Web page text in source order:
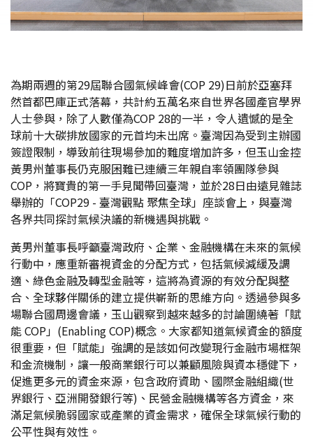
為期兩週的第29屆聯合國氣候峰會(COP 29)日前於亞塞拜
然首都巴庫正式落幕，共計約五萬名來自世界各國產官學界
人士參與，除了人數僅為COP 28的一半，令人遺憾的是全
球前十大碳排放國家的元首均未出席。臺灣因為受到主辦國
簽證限制，導致前往現場參加的難度增加許多，但玉山金控
黃男州董事長仍克服困難已連續三年親自率領團隊參與
COP，將寶貴的第一手見聞帶回臺灣，並於28日由遠見雜誌
舉辦的「COP29 - 臺灣觀點 聚焦全球」座談會上，與臺灣
各界共同探討氣候決議的新機遇與挑戰。
黃男州董事長呼籲臺灣政府、企業、金融機構在未來的氣候
行動中，應重新審視資金的分配方式，包括氣候減緩及調
適、綠色金融及轉型金融等，這將為資源的有效分配與整
合、全球夥伴關係的建立提供嶄新的思維方向。透過參與多
場聯合國周邊會議，玉山觀察到越來越多的討論圍繞著「賦
能 COP」(Enabling COP)概念。大家都知道氣候資金的額度
很重要，但「賦能」強調的是該如何改變現行金融市場框架
和金流機制，讓一般商業銀行可以兼顧風險與資本穩健下，
促進更多元的資金來源，包含政府資助、國際金融組織(世
界銀行、亞洲開發銀行等)、民營金融機構等各方資金，來
滿足氣候脆弱國家或產業的資金需求，確保全球氣候行動的
公平性與有效性。